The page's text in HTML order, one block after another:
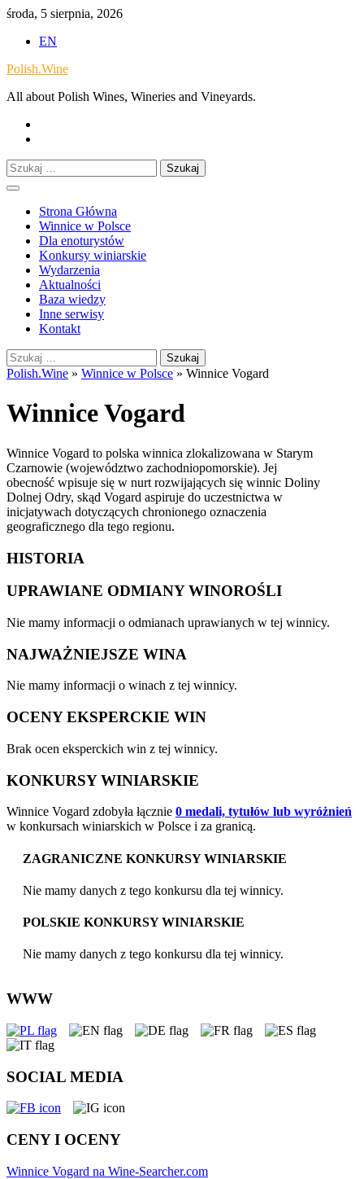
Skip
content
środa, 5 sierpnia, 2026
EN
Polish.Wine
All about Polish Wines, Wineries and Vineyards.
Szukaj:
Strona Główna
Winnice w Polsce
Dla enoturystów
Konkursy winiarskie
Wydarzenia
Aktualności
Baza wiedzy
Inne serwisy
Kontakt
Szukaj:
Polish.Wine » Winnice w Polsce » Winnice Vogard
Winnice Vogard
Winnice Vogard to polska winnica zlokalizowana w Starym
Czarnowie (województwo zachodniopomorskie). Jej
obecność wpisuje się w nurt rozwijających się winnic Doliny
Dolnej Odry, skąd Vogard aspiruje do uczestnictwa w
inicjatywach dotyczących chronionego oznaczenia
geograficznego dla tego regionu.
HISTORIA
UPRAWIANE ODMIANY WINOROŚLI
Nie mamy informacji o odmianach uprawianych w tej winnicy.
NAJWAŻNIEJSZE WINA
Nie mamy informacji o winach z tej winnicy.
OCENY EKSPERCKIE WIN
Brak ocen eksperckich win z tej winnicy.
KONKURSY WINIARSKIE
Winnice Vogard zdobyła łącznie 0 medali, tytułów lub wyróżnień
w konkursach winiarskich w Polsce i za granicą.
ZAGRANICZNE KONKURSY WINIARSKIE
Nie mamy danych z tego konkursu dla tej winnicy.
POLSKIE KONKURSY WINIARSKIE
Nie mamy danych z tego konkursu dla tej winnicy.
WWW
SOCIAL MEDIA
CENY I OCENY
Winnice Vogard na Wine-Searcher.com